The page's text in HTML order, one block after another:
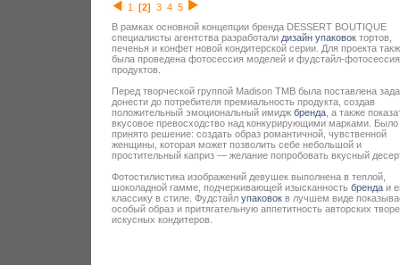
1 [2] 3 4 5
В рамках основной концепции бренда DESSERT BOUTIQUE
специалисты агентства разработали дизайн упаковок тортов,
печенья и конфет новой кондитерской серии. Для проекта
была проведена фотосессия моделей и фудстайл-фотосессия
продуктов.
Перед творческой группой Madison TMB была поставлена
донести до потребителя премиальность продукта, создав
положительный эмоциональный имидж бренда , а также
вкусовое превосходство над конкурирующими марками. Было
принято решение: создать образ романтичной, чувственной
женщины, которая может позволить себе небольшой и
простительный каприз — желание попробовать вкусный
Фотостилистика изображений девушек выполнена в теплой,
шоколадной гамме, подчеркивающей изысканность бренда и
классику в стиле. Фудстайл упаковок в лучшем виде
особый образ и притягательную аппетитность авторских
искусных кондитеров.